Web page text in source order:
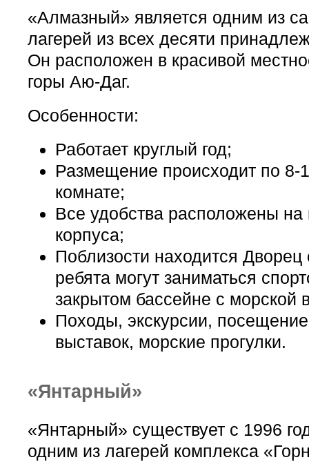
«Алмазный» является одним из
лагерей из всех десяти
Он расположен в красивой
горы Аю-Даг.
Особенности:
Работает круглый год;
Размещение происходит по 8-
комнате;
Все удобства расположены
корпуса;
Поблизости находится Дворец
ребята могут заниматься
закрытом бассейне с морской
Походы, экскурсии,
выставок, морские прогулки.
«Янтарный»
«Янтарный» существует с 1996
одним из лагерей комплекса